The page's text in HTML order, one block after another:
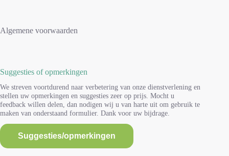
Algemene voorwaarden
Suggesties of opmerkingen
We streven voortdurend naar verbetering van onze dienstverlening en
stellen uw opmerkingen en suggesties zeer op prijs. Mocht u
feedback willen delen, dan nodigen wij u van harte uit om gebruik te
maken van onderstaand formulier. Dank voor uw bijdrage.
Suggesties/opmerkingen